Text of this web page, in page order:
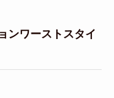
ンワーストスタイ